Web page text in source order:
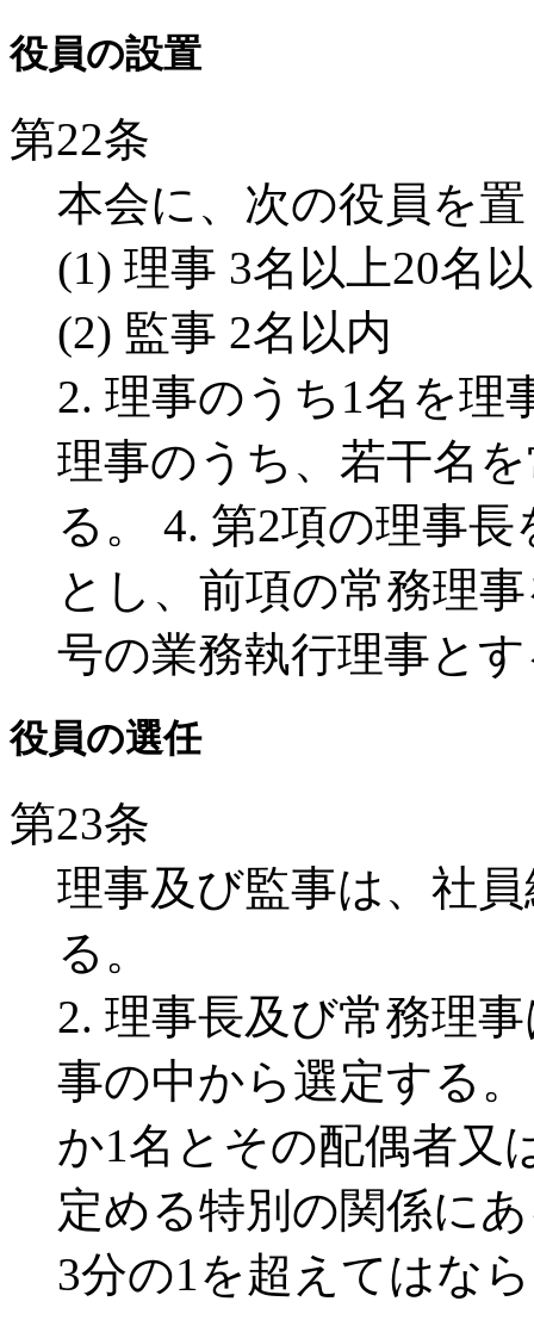
役員の設置
第22条
本会に、次の役員を
(1) 理事 3名以上20名
(2) 監事 2名以内
2. 理事のうち1名を理
理事のうち、若干名
る。
4. 第2項の理事
とし、前項の常務理
号の業務執行理事と
役員の選任
第23条
理事及び監事は、社
る。
2. 理事長及び常務理
事の中から選定する。
か1名とその配偶者又
定める特別の関係に
3分の1を超えてはな